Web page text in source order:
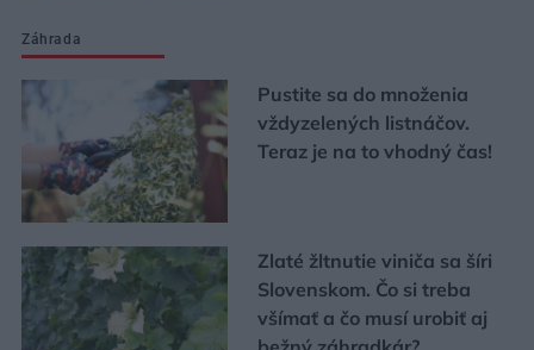
Záhrada
Pustite sa do množenia
vždyzelených listnáčov.
Teraz je na to vhodný čas!
Zlaté žltnutie viniča sa šíri
Slovenskom. Čo si treba
všímať a čo musí urobiť aj